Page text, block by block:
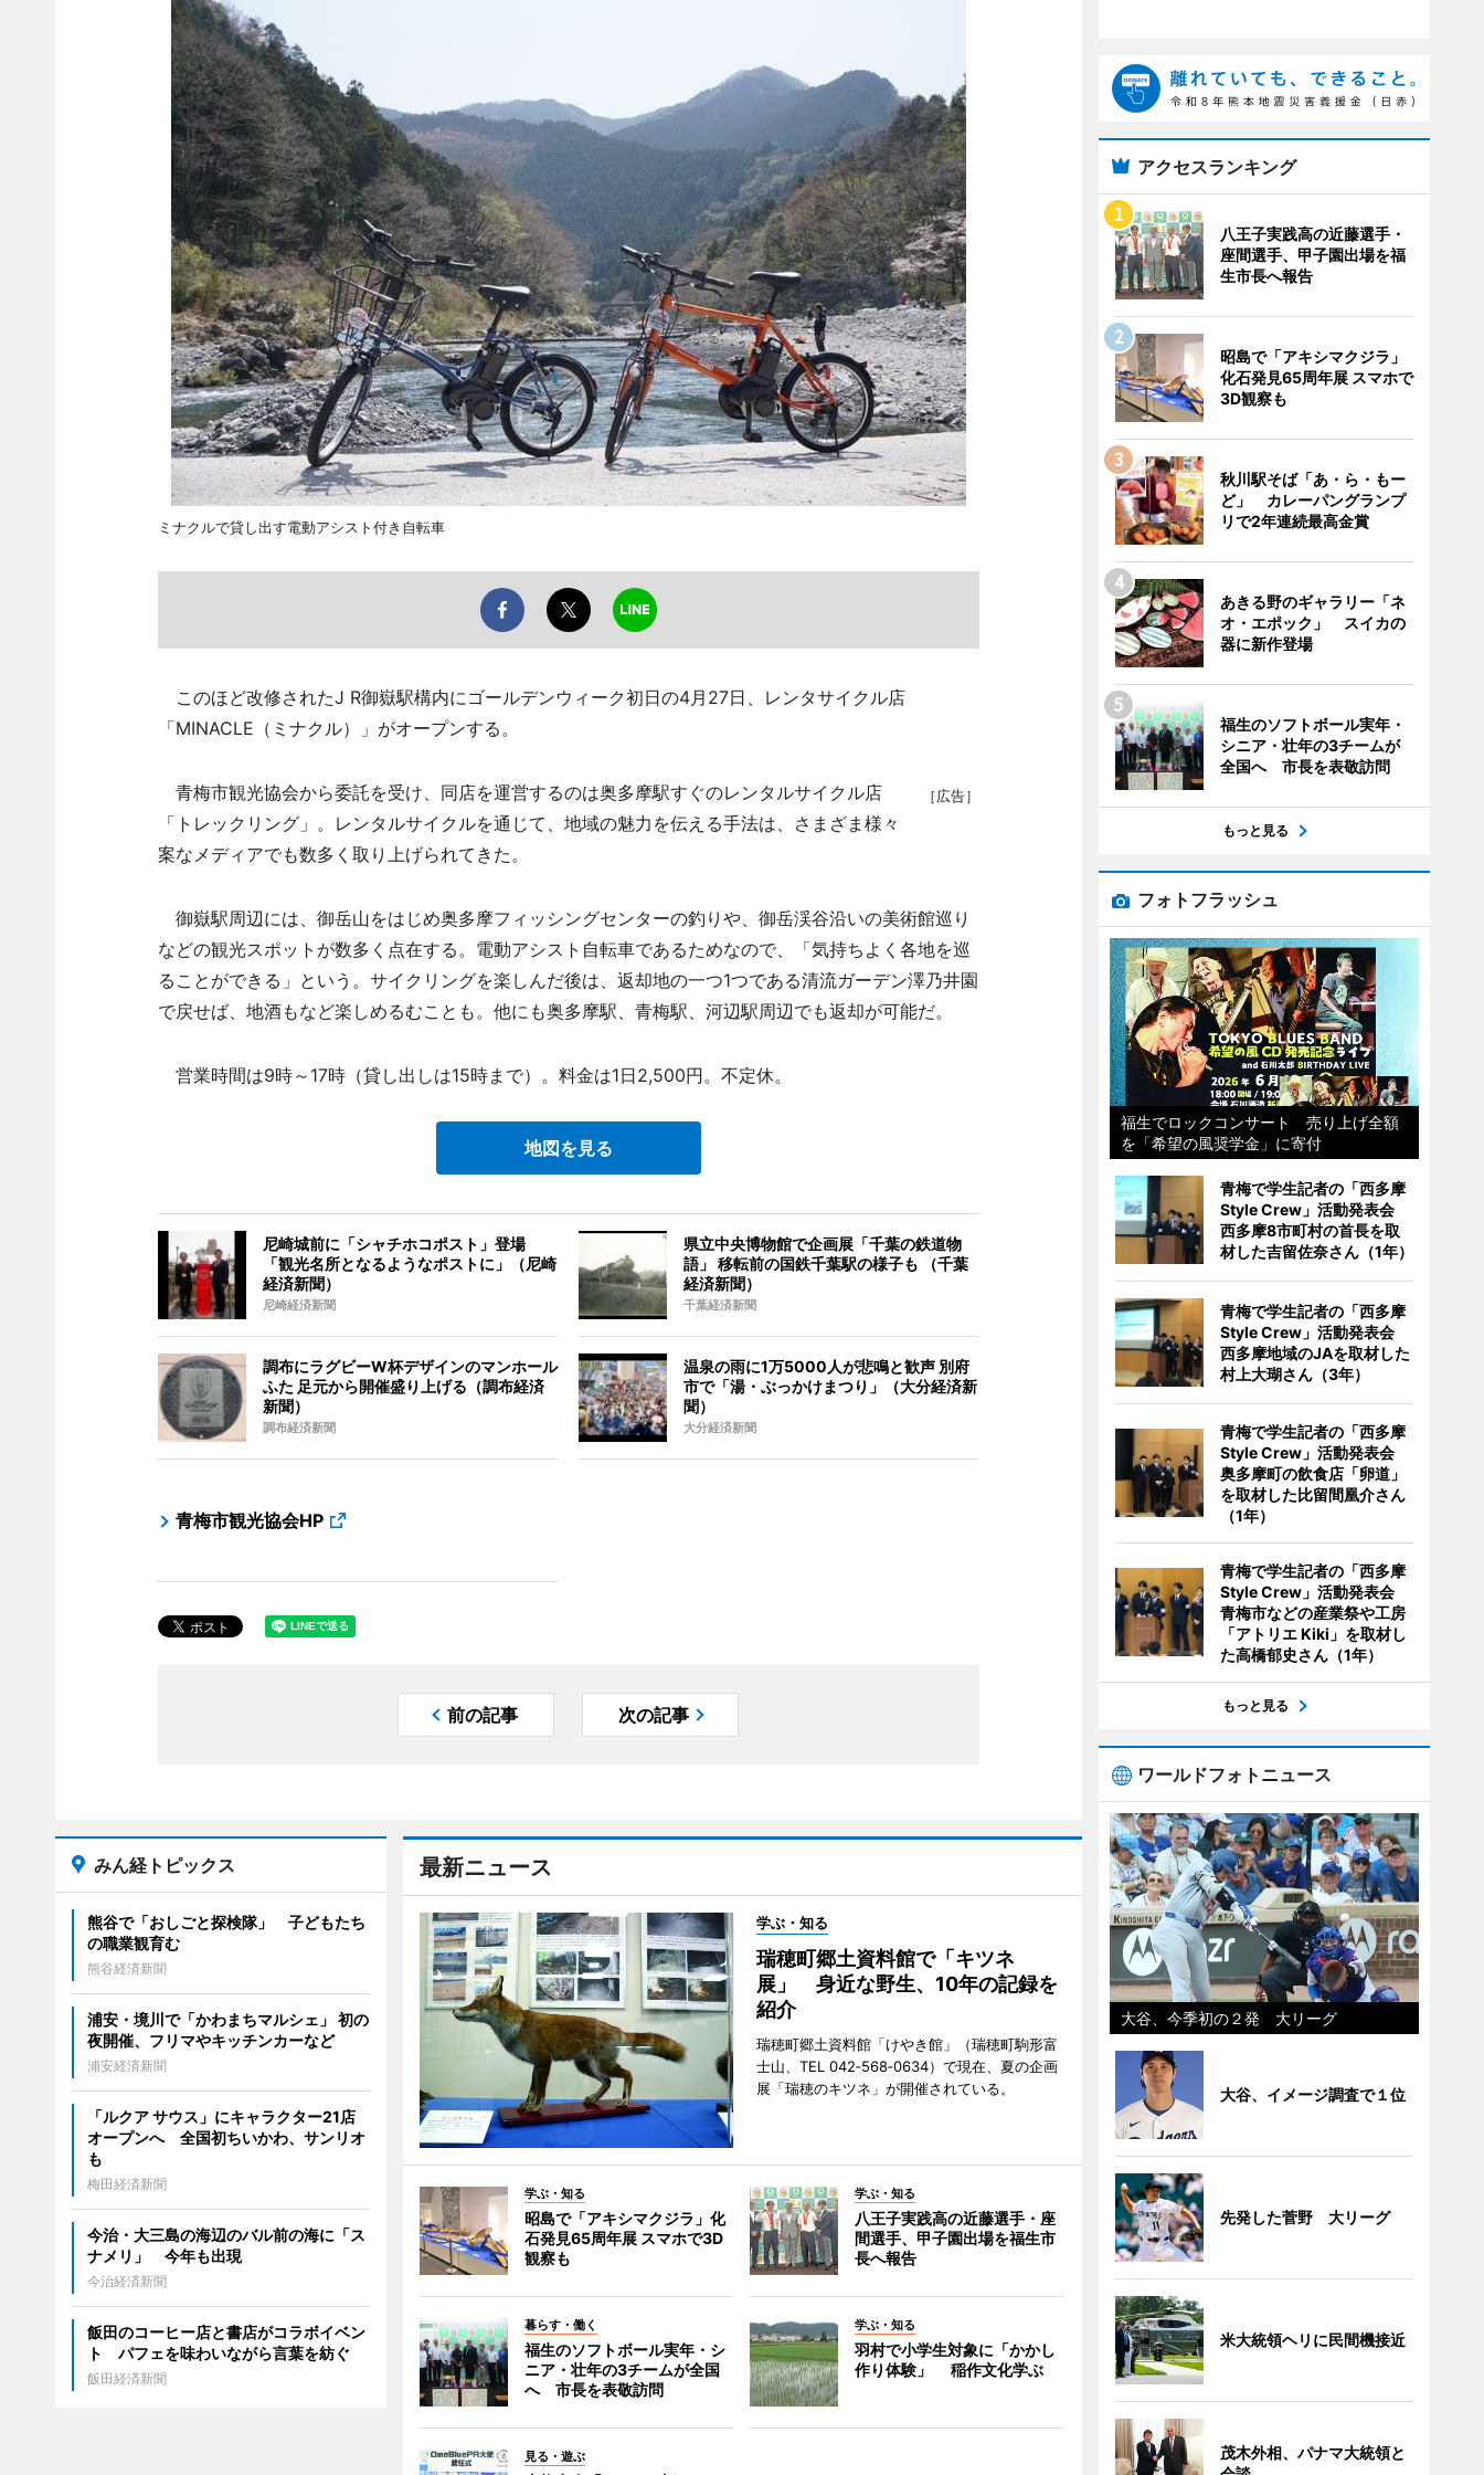
ミナクルで貸し出す電動アシスト付き自転車
このほど改修されたJ R御嶽駅構内にゴールデンウィーク初日の4月27日、レンタサイクル店
「MINACLE（ミナクル）」がオープンする。
［広告］
青梅市観光協会から委託を受け、同店を運営するのは奥多摩駅すぐのレンタルサイクル店
「トレックリング」。レンタルサイクルを通じて、地域の魅力を伝える手法は、さまざま様々
案なメディアでも数多く取り上げられてきた。
御嶽駅周辺には、御岳山をはじめ奥多摩フィッシングセンターの釣りや、御岳渓谷沿いの美術館巡り
などの観光スポットが数多く点在する。電動アシスト自転車であるためなので、「気持ちよく各地を巡
ることができる」という。サイクリングを楽しんだ後は、返却地の一つ1つである清流ガーデン澤乃井園
で戻せば、地酒もなど楽しめるむことも。他にも奥多摩駅、青梅駅、河辺駅周辺でも返却が可能だ。
営業時間は9時～17時（貸し出しは15時まで）。料金は1日2,500円。不定休。
地図を見る
尼崎城前に「シャチホコポスト」登場
「観光名所となるようなポストに」（尼崎
経済新聞）
尼崎経済新聞
県立中央博物館で企画展「千葉の鉄道物
語」 移転前の国鉄千葉駅の様子も （千葉
経済新聞）
千葉経済新聞
調布にラグビーW杯デザインのマンホール
ふた 足元から開催盛り上げる（調布経済
新聞）
調布経済新聞
温泉の雨に1万5000人が悲鳴と歓声 別府
市で「湯・ぶっかけまつり」（大分経済新
聞）
大分経済新聞
青梅市観光協会HP
前の記事 次の記事
最新ニュース
学ぶ・知る
瑞穂町郷土資料館で「キツネ
展」 身近な野生、10年の記録を
紹介
瑞穂町郷土資料館「けやき館」（瑞穂町駒形富
士山、TEL 042‐568‐0634）で現在、夏の企画
展「瑞穂のキツネ」が開催されている。
学ぶ・知る
昭島で「アキシマクジラ」化
石発見65周年展 スマホで3D
観察も
学ぶ・知る
八王子実践高の近藤選手・座
間選手、甲子園出場を福生市
長へ報告
暮らす・働く
福生のソフトボール実年・シ
ニア・壮年の3チームが全国
へ 市長を表敬訪問
学ぶ・知る
羽村で小学生対象に「かかし
作り体験」 稲作文化学ぶ
見る・遊ぶ
みん経トピックス
熊谷で「おしごと探検隊」 子どもたち
の職業観育む
熊谷経済新聞
浦安・境川で「かわまちマルシェ」 初の
夜開催、フリマやキッチンカーなど
浦安経済新聞
「ルクア サウス」にキャラクター21店
オープンへ 全国初ちいかわ、サンリオ
も
梅田経済新聞
今治・大三島の海辺のバル前の海に「ス
ナメリ」 今年も出現
今治経済新聞
飯田のコーヒー店と書店がコラボイベン
ト パフェを味わいながら言葉を紡ぐ
飯田経済新聞
アクセスランキング
八王子実践高の近藤選手・
座間選手、甲子園出場を福
生市長へ報告
昭島で「アキシマクジラ」
化石発見65周年展 スマホで
3D観察も
秋川駅そば「あ・ら・もー
ど」 カレーパングランプ
リで2年連続最高金賞
あきる野のギャラリー「ネ
オ・エポック」 スイカの
器に新作登場
福生のソフトボール実年・
シニア・壮年の3チームが
全国へ 市長を表敬訪問
もっと見る
フォトフラッシュ
福生でロックコンサート 売り上げ全額
を「希望の風奨学金」に寄付
青梅で学生記者の「西多摩
Style Crew」活動発表会
西多摩8市町村の首長を取
材した吉留佐奈さん（1年）
青梅で学生記者の「西多摩
Style Crew」活動発表会
西多摩地域のJAを取材した
村上大瑚さん（3年）
青梅で学生記者の「西多摩
Style Crew」活動発表会
奥多摩町の飲食店「卵道」
を取材した比留間凰介さん
（1年）
青梅で学生記者の「西多摩
Style Crew」活動発表会
青梅市などの産業祭や工房
「アトリエ Kiki」を取材し
た高橋郁史さん（1年）
もっと見る
ワールドフォトニュース
大谷、今季初の２発 大リーグ
大谷、イメージ調査で１位
先発した菅野 大リーグ
米大統領ヘリに民間機接近
茂木外相、パナマ大統領と